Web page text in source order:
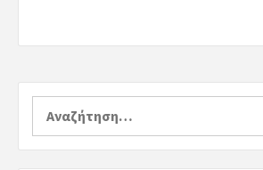
Αναζήτηση
για: